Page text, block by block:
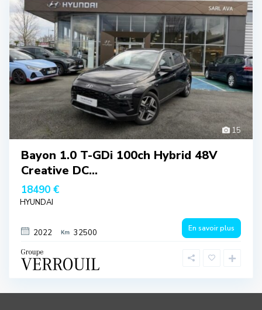
15
Bayon 1.0 T-GDi 100ch Hybrid 48V
Creative DC...
18490 €
HYUNDAI
2022 32500 En savoir plus